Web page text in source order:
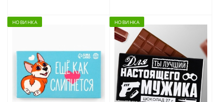
НОВИНКА НОВИНКА